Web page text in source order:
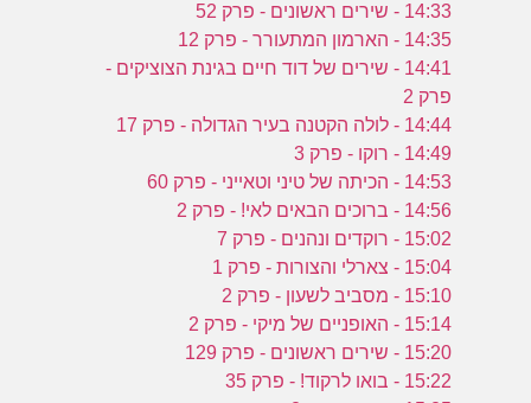
14:33 - שירים ראשונים - פרק 52
14:35 - הארמון המתעורר - פרק 12
14:41 - שירים של דוד חיים בגינת הצוציקים -
פרק 2
14:44 - לולה הקטנה בעיר הגדולה - פרק 17
14:49 - רוקו - פרק 3
14:53 - הכיתה של טיני וטאייני - פרק 60
14:56 - ברוכים הבאים לאי! - פרק 2
15:02 - רוקדים ונהנים - פרק 7
15:04 - צארלי והצורות - פרק 1
15:10 - מסביב לשעון - פרק 2
15:14 - האופניים של מיקי - פרק 2
15:20 - שירים ראשונים - פרק 129
15:22 - בואו לרקוד! - פרק 35